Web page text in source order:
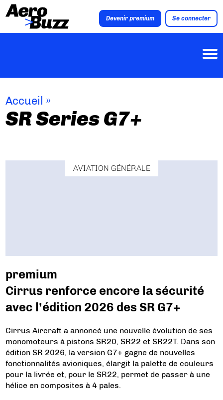
Devenir premium Se connecter
Accueil »
SR Series G7+
AVIATION GÉNÉRALE
premium
Cirrus renforce encore la sécurité
avec l’édition 2026 des SR G7+
Cirrus Aircraft a annoncé une nouvelle évolution de ses
monomoteurs à pistons SR20, SR22 et SR22T. Dans son
édition SR 2026, la version G7+ gagne de nouvelles
fonctionnalités avioniques, élargit la palette de couleurs
pour la livrée et, pour le SR22, permet de passer à une
hélice en composites à 4 pales.